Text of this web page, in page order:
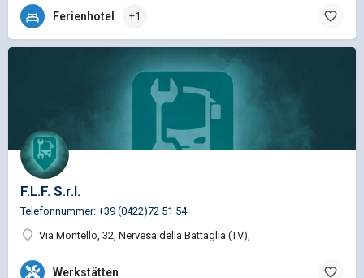
Ferienhotel +1
F.L.F. S.r.l.
Telefonnummer: +39 (0422)72 51 54
Via Montello, 32, Nervesa della Battaglia (TV),
Werkstätten